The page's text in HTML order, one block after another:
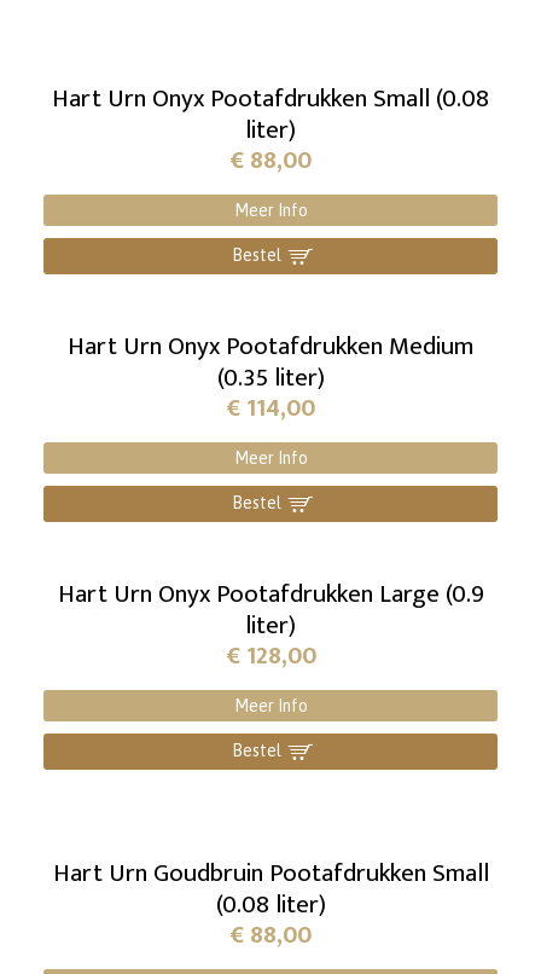
Hart Urn Onyx Pootafdrukken Small (0.08
liter)
€88,00
Meer Info
Bestel ]
Hart Urn Onyx Pootafdrukken Medium
(0.35 liter)
€114,00
Meer Info
Bestel ]
Hart Urn Onyx Pootafdrukken Large (0.9
liter)
€128,00
Meer Info
Bestel ]
Hart Urn Goudbruin Pootafdrukken Small
(0.08 liter)
€88,00